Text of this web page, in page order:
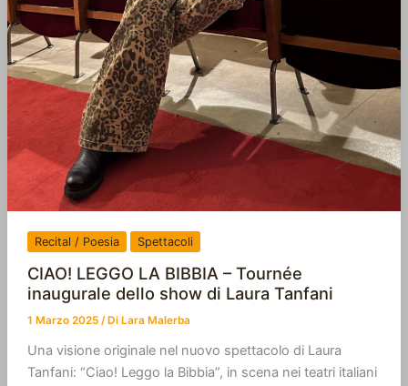
Recital / Poesia Spettacoli
CIAO! LEGGO LA BIBBIA – Tournée
inaugurale dello show di Laura Tanfani
1 Marzo 2025 / Di Lara Malerba
Una visione originale nel nuovo spettacolo di Laura
Tanfani: “Ciao! Leggo la Bibbia”, in scena nei teatri italiani